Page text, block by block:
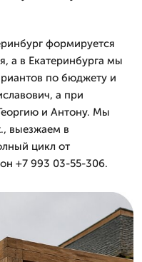
формируется
а в Екатеринбурга мы
по бюджету и
а при
и Антону. Мы
выезжаем в
цикл от
+7 993 03-55-306.